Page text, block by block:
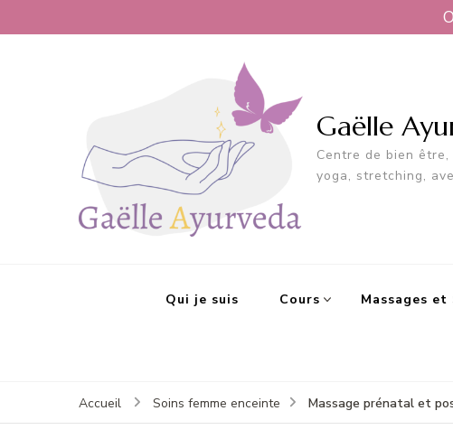
Gaëlle
Centre de bien
yoga, stretching,
Qui je suis Cours Massages
Accueil Soins femme enceinte Massage prénatal et